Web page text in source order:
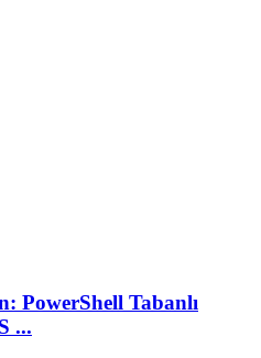
PowerShell Tabanlı
...